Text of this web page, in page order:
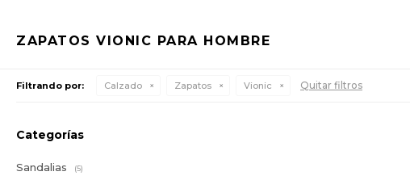
ZAPATOS VIONIC PARA HOMBRE
Filtrando por: Calzado Zapatos Vionic Quitar filtros
Categorías
Sandalias (5)